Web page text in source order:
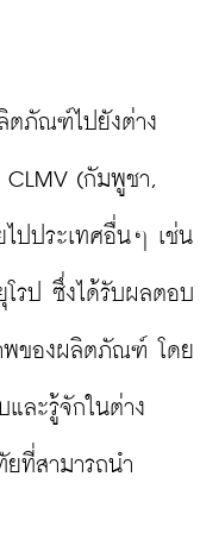
ตภัณฑ์ไปยังต่าง
CLMV (กัมพูชา,
ปประเทศอื่นๆ เช่น
รป ซึ่งได้รับผลตอบ
พของผลิตภัณฑ์ โดย
และรู้จักในต่าง
ที่สามารถนำ